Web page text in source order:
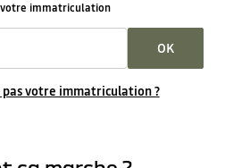
votre immatriculation
OK
pas votre immatriculation ?